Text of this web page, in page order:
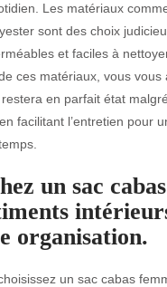
Les matériaux
sont des choix
et faciles à
ces matériaux, vous vous
en parfait état
facilitant l’entretien pour
un sac
organisation.
un sac cabas